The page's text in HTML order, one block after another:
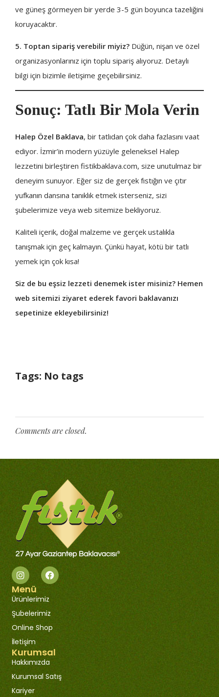
ve güneş görmeyen bir yerde 3-5 gün boyunca tazeliğini
koruyacaktır.
5. Toptan sipariş verebilir miyiz? Düğün, nişan ve özel
organizasyonlarınız için toplu sipariş alıyoruz. Detaylı
bilgi için bizimle iletişime geçebilirsiniz.
Sonuç: Tatlı Bir Mola Verin
Halep Özel Baklava, bir tatlıdan çok daha fazlasını vaat
ediyor. İzmir’in modern yüzüyle geleneksel Halep
lezzetini birleştiren fistikbaklava.com, size unutulmaz bir
deneyim sunuyor. Eğer siz de gerçek fıstığın ve çıtır
yufkanın dansına tanıklık etmek isterseniz, sizi
şubelerimize veya web sitemize bekliyoruz.
Kaliteli içerik, doğal malzeme ve gerçek ustalıkla
tanışmak için geç kalmayın. Çünkü hayat, kötü bir tatlı
yemek için çok kısa!
Siz de bu eşsiz lezzeti denemek ister misiniz? Hemen
web sitemizi ziyaret ederek favori baklavanızı
sepetinize ekleyebilirsiniz!
Tags: No tags
Comments are closed.
Kurumsal
Hakkımızda
Kurumsal Satış
Kariyer
Menü
Ürünlerimiz
Şubelerimiz
Online Shop
İletişim